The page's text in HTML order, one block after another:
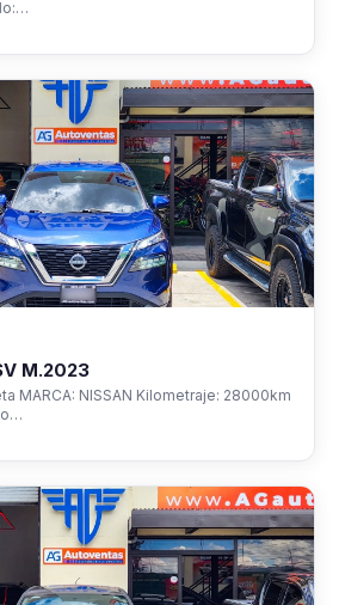
M.2023
MARCA: NISSAN Kilometraje: 28000km